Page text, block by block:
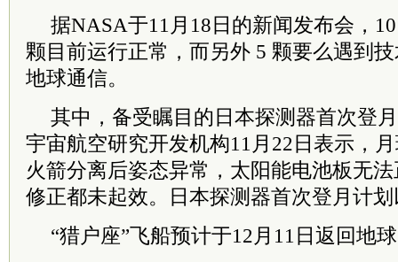
据NASA于11月18日的新闻发布会，
颗目前运行正常，而另外 5 颗要么遇到
地球通信。
其中，备受瞩目的日本探测器首次登
宇宙航空研究开发机构11月22日表示，
火箭分离后姿态异常，太阳能电池板无
修正都未起效。日本探测器首次登月计
“猎户座”飞船预计于12月11日返回地